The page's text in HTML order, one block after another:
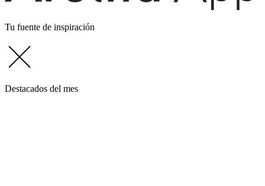
Tu fuente de inspiración
Destacados del mes